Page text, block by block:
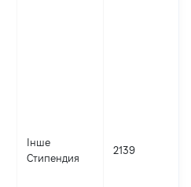
Інше
Стипендия
2139